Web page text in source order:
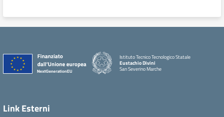
Istituto Tecnico Tecnologico Statale
Eustachio Divini
San Severino Marche
Link Esterni